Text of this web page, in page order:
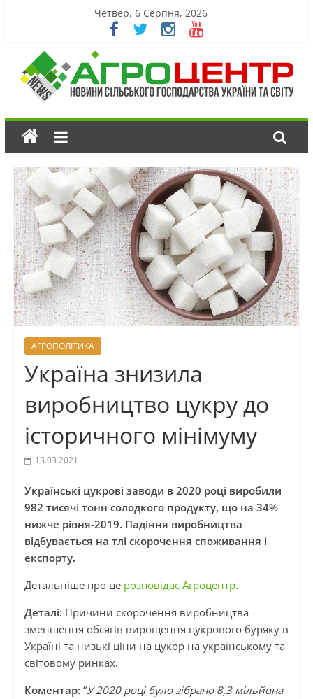
Четвер, 6 Серпня, 2026
АГРОПОЛІТИКА
Україна знизила
виробництво цукру до
історичного мінімуму
13.03.2021
Українські цукрові заводи в 2020 році виробили
982 тисячі тонн солодкого продукту, що на 34%
нижче рівня-2019. Падіння виробництва
відбувається на тлі скорочення споживання і
експорту.
Детальніше про це розповідає Агроцентр.
Деталі: Причини скорочення виробництва –
зменшення обсягів вирощення цукрового буряку в
Україні та низькі ціни на цукор на українському та
світовому ринках.
Коментар: “У 2020 році було зібрано 8,3 мільйона